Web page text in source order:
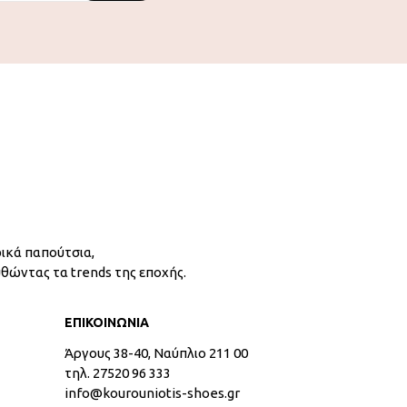
παπούτσια,
τα trends της εποχής.
ΕΠΙΚΟΙΝΩΝΙΑ
Άργους 38-40, Ναύπλιο 211 00
τηλ. 27520 96 333
info@kourouniotis-shoes.gr